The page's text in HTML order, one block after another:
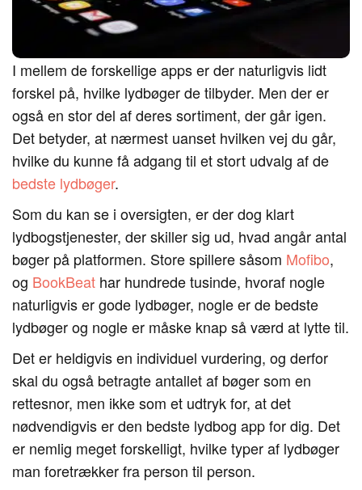
I mellem de forskellige apps er der naturligvis lidt
forskel på, hvilke lydbøger de tilbyder. Men der er
også en stor del af deres sortiment, der går igen.
Det betyder, at nærmest uanset hvilken vej du går,
hvilke du kunne få adgang til et stort udvalg af de
bedste lydbøger.
Som du kan se i oversigten, er der dog klart
lydbogstjenester, der skiller sig ud, hvad angår antal
bøger på platformen. Store spillere såsom Mofibo,
og BookBeat har hundrede tusinde, hvoraf nogle
naturligvis er gode lydbøger, nogle er de bedste
lydbøger og nogle er måske knap så værd at lytte til.
Det er heldigvis en individuel vurdering, og derfor
skal du også betragte antallet af bøger som en
rettesnor, men ikke som et udtryk for, at det
nødvendigvis er den bedste lydbog app for dig. Det
er nemlig meget forskelligt, hvilke typer af lydbøger
man foretrækker fra person til person.